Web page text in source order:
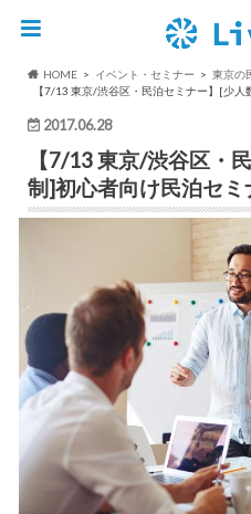
HOME イベント・セミナー
東京の
【7/13 東京/渋谷区・民泊セミナー】[少人
2017.06.28
【7/13 東京/渋谷区・
制]初心者向け民泊セミ